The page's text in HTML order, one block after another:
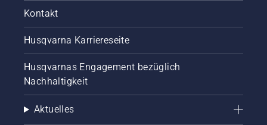
Kontakt
Husqvarna Karriereseite
Husqvarnas Engagement bezüglich
Nachhaltigkeit
Aktuelles